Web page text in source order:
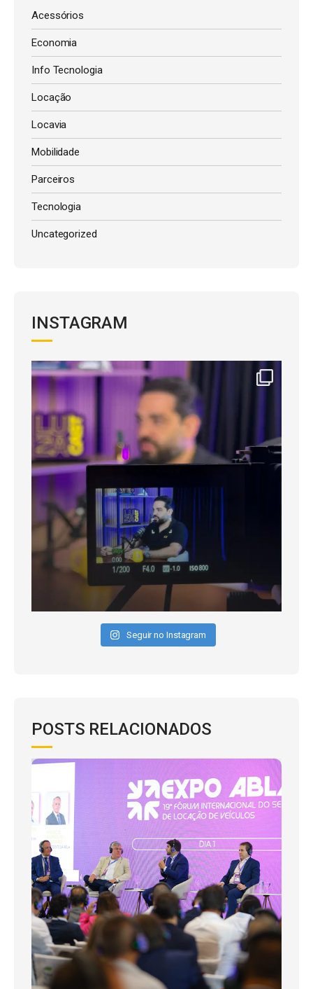
Acessórios
Economia
Info Tecnologia
Locação
Locavia
Mobilidade
Parceiros
Tecnologia
Uncategorized
INSTAGRAM
Seguir no Instagram
POSTS RELACIONADOS